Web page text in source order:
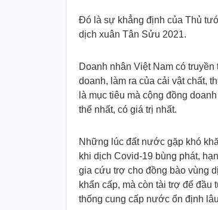
Đó là sự khẳng định của Thủ
dịch xuân Tân Sửu 2021.
Doanh nhân Việt Nam có
doanh, làm ra của cải vật chất,
là mục tiêu mà cộng đồng
thể nhất, có giá trị nhất.
Những lúc đất nước gặp khó
khi dịch Covid-19 bùng phát,
gia cứu trợ cho đồng bào vùng
khẩn cấp, mà còn tài trợ để đầu
thống cung cấp nước ổn định